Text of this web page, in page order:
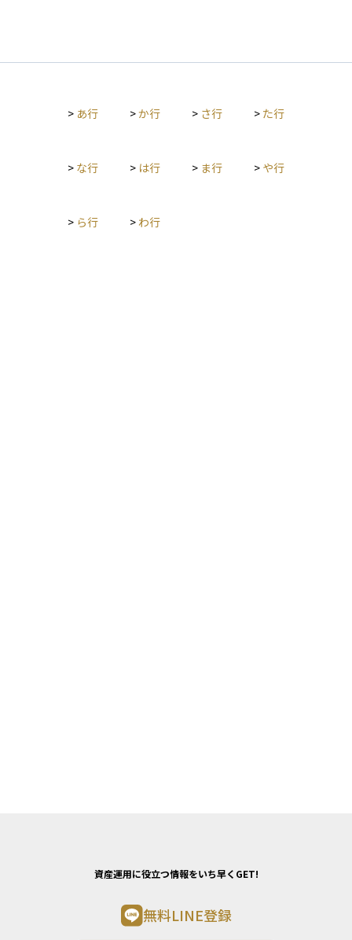
> あ行 >か行 > さ行 > た行
> な行 > は行 > ま行 > や行
> ら行 > わ行
資産運用に役立つ情報をいち早くGET!
無料LINE登録